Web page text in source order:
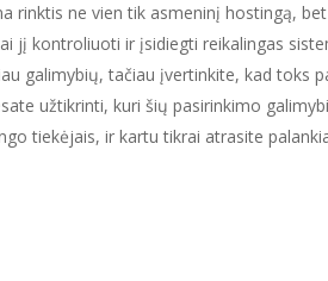
rinktis ne vien tik asmeninį hostingą,
jį kontroliuoti ir įsidiegti reikalingas
galimybių, tačiau įvertinkite, kad toks
užtikrinti, kuri šių pasirinkimo
tiekėjais, ir kartu tikrai atrasite